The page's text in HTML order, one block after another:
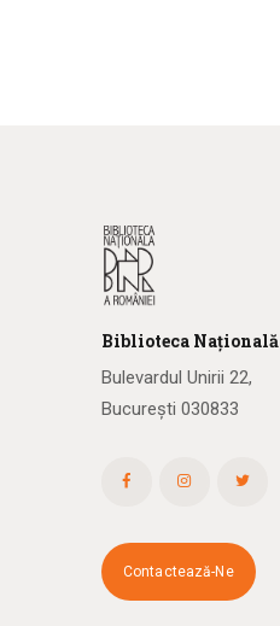
Biblioteca Națională
Bulevardul Unirii 22,
București 030833
Contactează-Ne